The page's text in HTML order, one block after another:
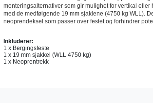
monteringsalternativer som gir mulighet for vertikal eller
med de medfølgende 19 mm sjaklene (4750 kg WLL).
neoprendeksel som passer over festet og forhindrer
Inkluderer:
1 x Bergingsfeste
1 x 19 mm sjakkel (WLL 4750 kg)
1 x Neoprentrekk